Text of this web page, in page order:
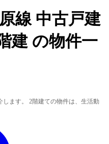
線 中古戸建
建 の物件一
ます。 2階建ての物件は、生活動